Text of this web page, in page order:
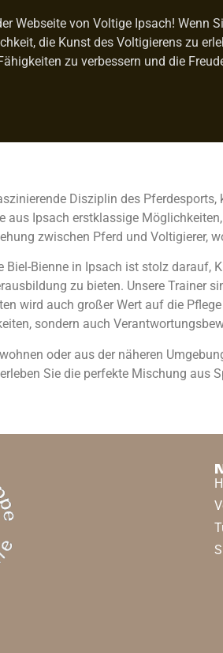
Webseite von Voltige Ipsach! Wenn
die Kunst des Voltigierens zu
zu verbessern und die
Disziplin des
aus Ipsach erstklassige
zwischen Pferd und Voltigierer,
Biel-Bienne in Ipsach ist stolz
zu bieten. Unsere Trainer
wird auch großer Wert auf die
sondern auch
oder aus der näheren
Sie die perfekte Mischung aus